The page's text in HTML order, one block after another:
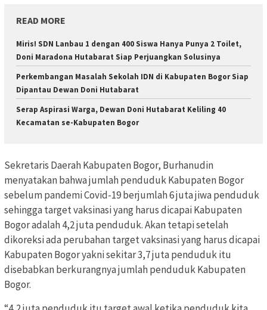
READ MORE
Miris! SDN Lanbau 1 dengan 400 Siswa Hanya Punya 2 Toilet,
Doni Maradona Hutabarat Siap Perjuangkan Solusinya
Perkembangan Masalah Sekolah IDN di Kabupaten Bogor Siap
Dipantau Dewan Doni Hutabarat
Serap Aspirasi Warga, Dewan Doni Hutabarat Keliling 40
Kecamatan se-Kabupaten Bogor
Sekretaris Daerah Kabupaten Bogor, Burhanudin
menyatakan bahwa jumlah penduduk Kabupaten Bogor
sebelum pandemi Covid-19 berjumlah 6 juta jiwa penduduk
sehingga target vaksinasi yang harus dicapai Kabupaten
Bogor adalah 4,2 juta penduduk. Akan tetapi setelah
dikoreksi ada perubahan target vaksinasi yang harus dicapai
Kabupaten Bogor yakni sekitar 3,7 juta penduduk itu
disebabkan berkurangnya jumlah penduduk Kabupaten
Bogor.